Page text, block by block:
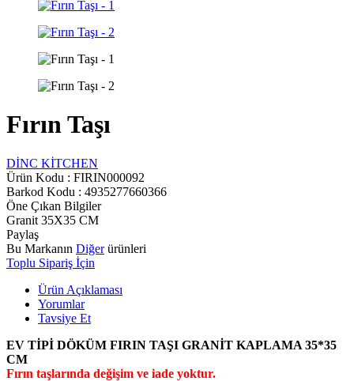
Fırın Taşı
DİNC KİTCHEN
Ürün Kodu : FIRIN000092
Barkod Kodu : 4935277660366
Öne Çıkan Bilgiler
Granit 35X35 CM
Paylaş
Bu Markanın Diğerürünleri
Toplu Sipariş İçin
Ürün Açıklaması
Yorumlar
Tavsiye Et
EV TİPİ DÖKÜM FIRIN TAŞI GRANİT KAPLAMA 35*35
CM
Fırın taşlarında değişim ve iade yoktur.